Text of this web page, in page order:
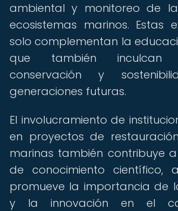
ambiental y monitoreo de
ecosistemas marinos. Estas
solo complementan la
que también inculcan
conservación y
generaciones futuras.
El involucramiento de
en proyectos de
marinas también contribuye
de conocimiento científico,
promueve la importancia de
y la innovación en el